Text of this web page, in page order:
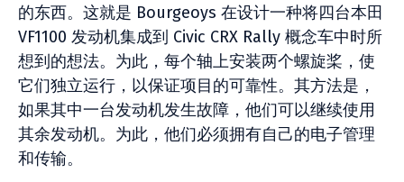
的东西。这就是 Bourgeoys 在设计一种将四台本田
VF1100 发动机集成到 Civic CRX Rally 概念车中时所
想到的想法。为此，每个轴上安装两个螺旋桨，使
它们独立运行，以保证项目的可靠性。其方法是，
如果其中一台发动机发生故障，他们可以继续使用
其余发动机。为此，他们必须拥有自己的电子管理
和传输。